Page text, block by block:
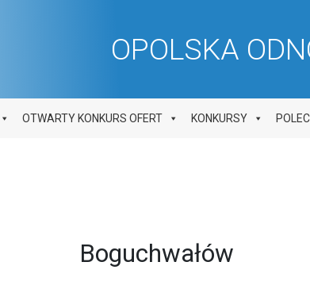
OPOLSKA
OTWARTY KONKURS OFERT KONKURSY